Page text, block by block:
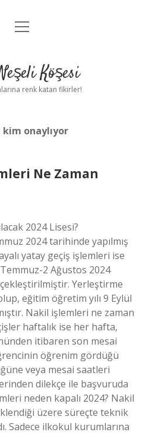
Anasayfa
Uyarı
menüyü
Köşesi
renk katan fikirler!
onaylıyor
Ne Zaman
2024 Lisesi?
2024 tarihinde yapılmış
yatay geçiş işlemleri ise
2 Ağustos 2024
Yerleştirme
eğitim öğretim yılı 9 Eylül
Nakil işlemleri ne zaman
haftalık ise her hafta,
itibaren son mesai
öğrenim gördüğü
veya mesai saatleri
dilekçe ile başvuruda
neden kapalı 2024? Nakil
üzere süreçte teknik
Sadece ilkokul kurumlarına